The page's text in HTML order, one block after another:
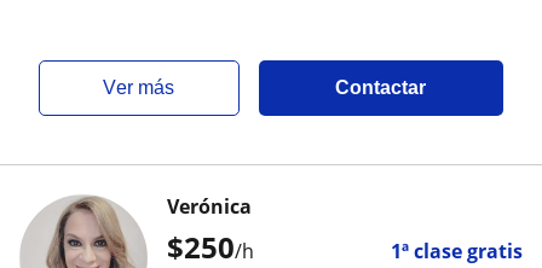
ver más Contactar
$250/h 1ª clase gratis
Verónica